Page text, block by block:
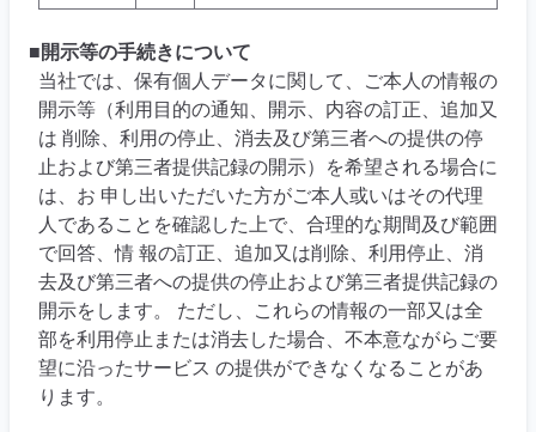
■開示等の手続きについて
当社では、保有個人データに関して、ご本人の情報の
開示等（利用目的の通知、開示、内容の訂正、追加又
は 削除、利用の停止、消去及び第三者への提供の停
止および第三者提供記録の開示）を希望される場合に
は、お 申し出いただいた方がご本人或いはその代理
人であることを確認した上で、合理的な期間及び範囲
で回答、情 報の訂正、追加又は削除、利用停止、消
去及び第三者への提供の停止および第三者提供記録の
開示をします。 ただし、これらの情報の一部又は全
部を利用停止または消去した場合、不本意ながらご要
望に沿ったサービス の提供ができなくなることがあ
ります。